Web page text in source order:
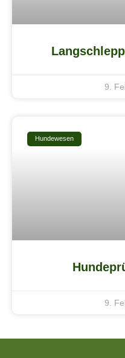
9.
Hundewesen
9.